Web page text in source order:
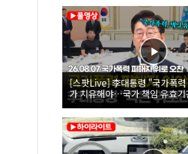
[스팟Live] 李대통령 "국가폭력
가 치유해야…국가 책임 유효
26.08.07 국가폭력 피해자 위로